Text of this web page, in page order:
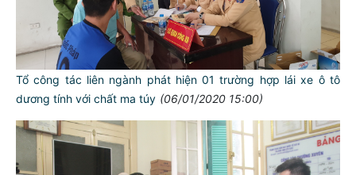
Tổ công tác liên ngành phát hiện 01 trường hợp lái xe ô tô
dương tính với chất ma túy (06/01/2020 15:00)